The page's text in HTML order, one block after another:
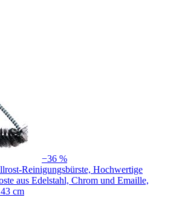
−36 %
Reinigungsbürste, Hochwertige
aus Edelstahl, Chrom und Emaille,
cm